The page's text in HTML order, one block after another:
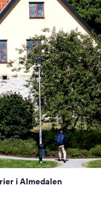
i Almedalen